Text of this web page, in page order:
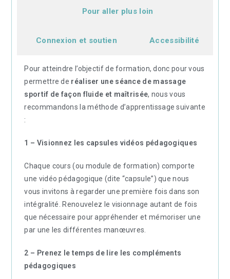
Pour aller plus loin
Connexion et soutien Accessibilité
Pour atteindre l’objectif de formation, donc pour vous
permettre de réaliser une séance de massage
sportif de façon fluide et maîtrisée, nous vous
recommandons la méthode d’apprentissage suivante
:
1 – Visionnez les capsules vidéos pédagogiques
Chaque cours (ou module de formation) comporte
une vidéo pédagogique (dite “capsule”) que nous
vous invitons à regarder une première fois dans son
intégralité. Renouvelez le visionnage autant de fois
que nécessaire pour appréhender et mémoriser une
par une les différentes manœuvres.
2 – Prenez le temps de lire les compléments
pédagogiques